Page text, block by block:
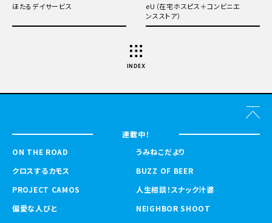
ほたるデイサービス
eU（在宅ホスピス＋コンビニエ
ンスストア）
INDEX
連載中！
ON THE ROAD
クロスするカモス
PROJECT CAMOS
偏愛な人びと
うみねこだより
BUZZ OF BEER
人生相談！スナック汁婆
NEIGHBOR SHOOT